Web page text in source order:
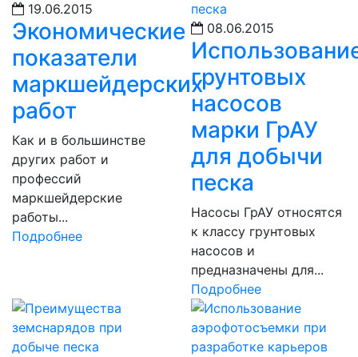
19.06.2015
Экономические
показатели
маркшейдерских
работ
Как и в большинстве
других работ и
профессий
маркшейдерские
работы...
Подробнее
08.06.2015
грунтовых
насосов
марки ГрАУ
для добычи
песка
Насосы ГрАУ относятся
к классу грунтовых
насосов и
предназначены для...
Подробнее